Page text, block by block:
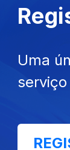
Portugal em
NI,
Uma